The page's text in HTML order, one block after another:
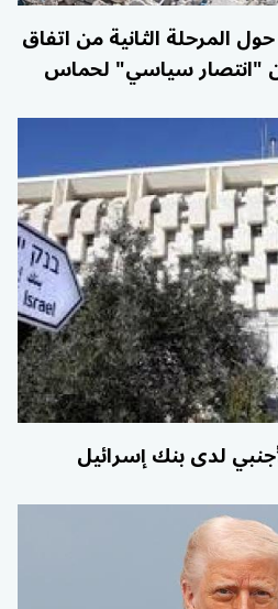
المرحلة الثانية من اتفاق
"انتصار سياسي" لحماس
لدى بنك إسرائيل